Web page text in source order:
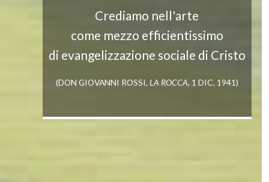
Crediamo nell'arte
come mezzo efficientissimo
di evangelizzazione sociale di Cristo
(DON GIOVANNI ROSSI, LA ROCCA, 1 DIC. 1941)